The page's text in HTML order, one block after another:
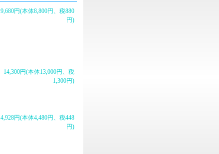
9,680円(本体8,800円、税880
円)
14,300円(本体13,000円、税
1,300円)
4,928円(本体4,480円、税448
円)